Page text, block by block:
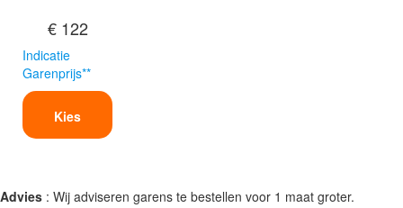
€ 122
Indicatie
Garenprijs**
Kies
Advies : Wij adviseren garens te bestellen voor 1 maat groter.